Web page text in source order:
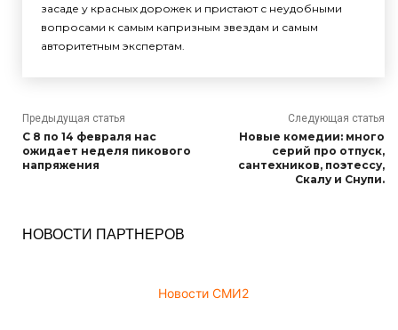
засаде у красных дорожек и пристают с неудобными
вопросами к самым капризным звездам и самым
авторитетным экспертам.
Предыдущая статья
С 8 по 14 февраля нас
ожидает неделя пикового
напряжения
Следующая статья
Новые комедии: много
серий про отпуск,
сантехников, поэтессу,
Скалу и Снупи.
НОВОСТИ ПАРТНЕРОВ
Новости СМИ2